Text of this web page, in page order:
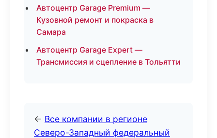
Автоцентр Garage Premium —
Кузовной ремонт и покраска в
Самара
Автоцентр Garage Expert —
Трансмиссия и сцепление в Тольятти
← Все компании в регионе
Северо-Западный федеральный